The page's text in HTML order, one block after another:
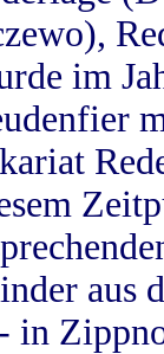
im
aus
in